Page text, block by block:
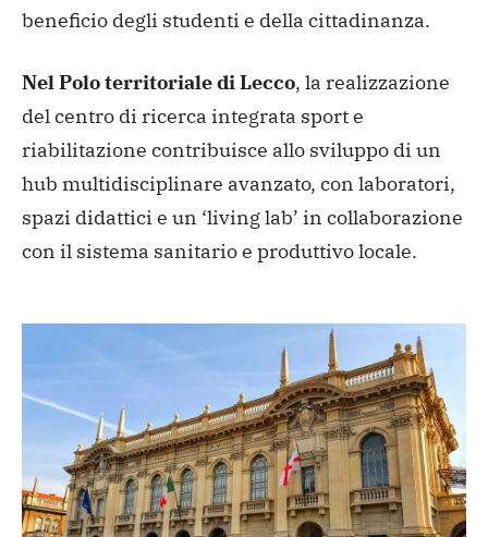
beneficio degli studenti e della cittadinanza.
Nel Polo territoriale di Lecco, la realizzazione
del centro di ricerca integrata sport e
riabilitazione contribuisce allo sviluppo di un
hub multidisciplinare avanzato, con laboratori,
spazi didattici e un ‘living lab’ in collaborazione
con il sistema sanitario e produttivo locale.